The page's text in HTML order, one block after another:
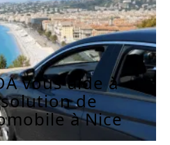
vous aide à
de
à Nice